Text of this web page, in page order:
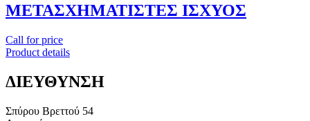
METAΣΧΗΜΑΤΙΣΤΕΣ ΙΣΧΥΟΣ
Call for price
Product details
ΔΙΕΥΘΥΝΣΗ
Σπύρου Βρεττού 54